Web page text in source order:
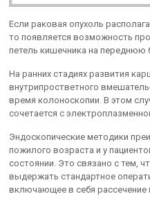
Если раковая опухоль
то появляется возможность
петель кишечника на переднюю
На ранних стадиях развития
внутрипростветного
время колоноскопии. В этом
сочетается с
Эндоскопические методики
пожилого возраста и у
состоянии. Это связано с тем,
выдержать стандартное
включающее в себя